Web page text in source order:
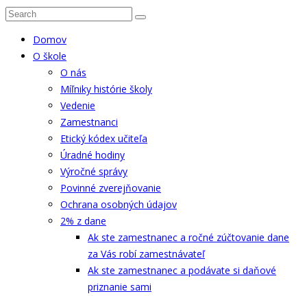
Domov
O škole
O nás
Míľniky histórie školy
Vedenie
Zamestnanci
Etický kódex učiteľa
Úradné hodiny
Výročné správy
Povinné zverejňovanie
Ochrana osobných údajov
2% z dane
Ak ste zamestnanec a ročné zúčtovanie dane
za Vás robí zamestnávateľ
Ak ste zamestnanec a podávate si daňové
priznanie sami